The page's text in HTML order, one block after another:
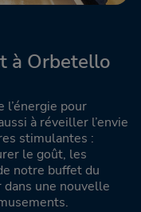
à Orbetello
l’énergie pour
à réveiller l’envie
stimulantes :
le goût, les
notre buffet du
une nouvelle